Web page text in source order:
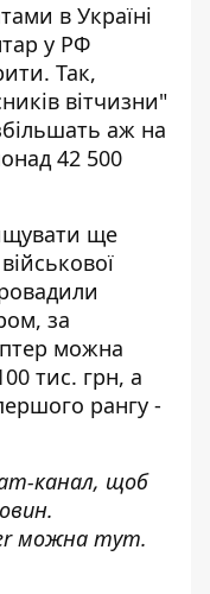
в Україні
у РФ
. Так,
вітчизни"
аж на
42 500
ще
за
можна
тис. грн, а
рангу -
канал, щоб
можна тут.